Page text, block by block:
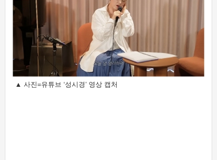
▲ 사진=유튜브 ‘성시경’ 영상 캡처